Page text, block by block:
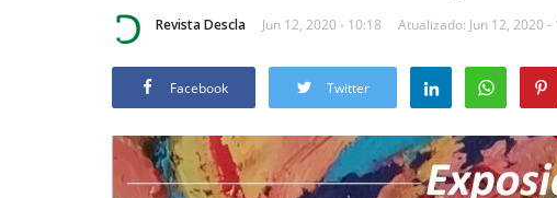
Revista Descla Jun 12, 2020 - 10:18 Atualizado: Jun 12, 2020 -
Facebook Twitter